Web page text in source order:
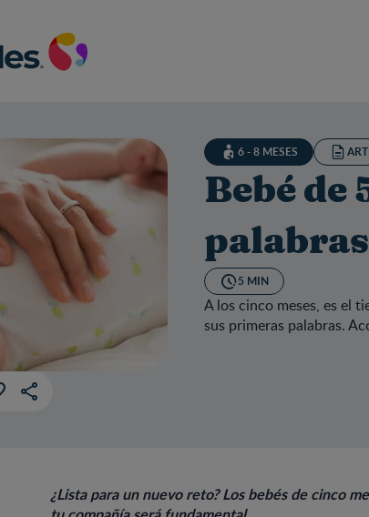
6 - 8 MESES
Bebé de
palabras
5 MIN
A los cinco meses, es el
sus primeras palabras.
¿Lista para un nuevo reto? Los bebés de cinco